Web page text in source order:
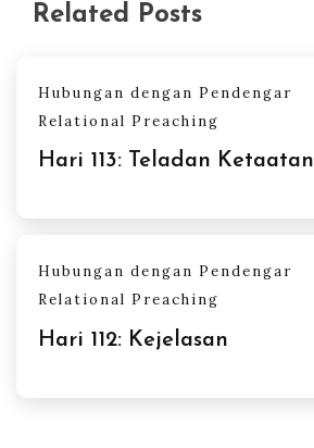
Related Posts
Hubungan dengan Pendengar
Relational Preaching
Hari 113: Teladan Ketaatan
Hubungan dengan Pendengar
Relational Preaching
Hari 112: Kejelasan